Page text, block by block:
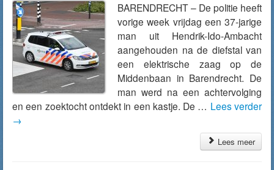
BARENDRECHT – De politie heeft
vorige week vrijdag een 37-jarige
man uit Hendrik-Ido-Ambacht
aangehouden na de diefstal van
een elektrische zaag op de
Middenbaan in Barendrecht. De
man werd na een achtervolging
en een zoektocht ontdekt in een kastje. De … Lees verder
→
Lees meer